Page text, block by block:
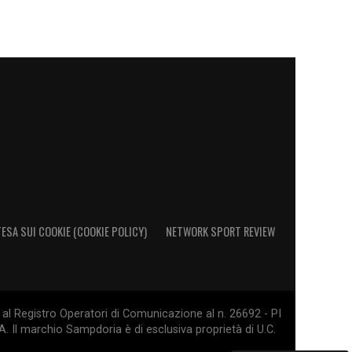
SUI COOKIE (COOKIE POLICY) NETWORK SPORT REVIEW
Registro Operatori di Comunicazione al n. 26692 - PI
Il marchio Sampdoria è di esclusiva proprietà di U.C.